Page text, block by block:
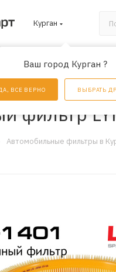
Курган
Ваш город Курган ?
ВСЕ ВЕРНО ВЫБРАТЬ
АКЦИИ
фильтр
Автомобильные фильтры в